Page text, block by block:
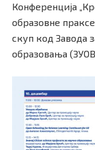
Конференција
образовне
скуп код Завода
образовања